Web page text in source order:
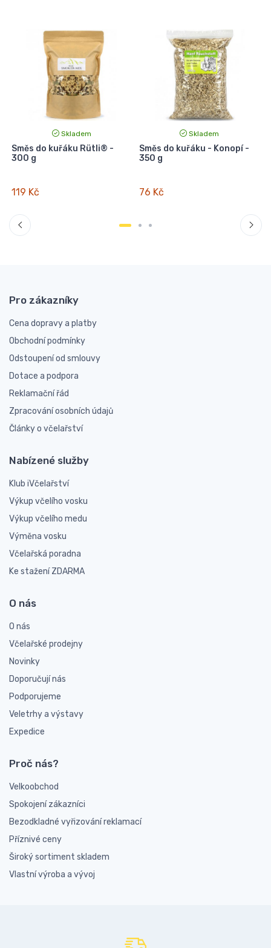
Skladem
Směs do kuřáku Rütli® -
300 g
119 Kč
Skladem
Směs do kuřáku - Konopí -
350 g
76 Kč
Pro zákazníky
Cena dopravy a platby
Obchodní podmínky
Odstoupení od smlouvy
Dotace a podpora
Reklamační řád
Zpracování osobních údajů
Články o včelařství
Nabízené služby
Klub iVčelařství
Výkup včelího vosku
Výkup včelího medu
Výměna vosku
Včelařská poradna
Ke stažení ZDARMA
O nás
O nás
Včelařské prodejny
Novinky
Doporučují nás
Podporujeme
Veletrhy a výstavy
Expedice
Proč nás?
Velkoobchod
Spokojení zákazníci
Bezodkladné vyřizování reklamací
Příznivé ceny
Široký sortiment skladem
Vlastní výroba a vývoj